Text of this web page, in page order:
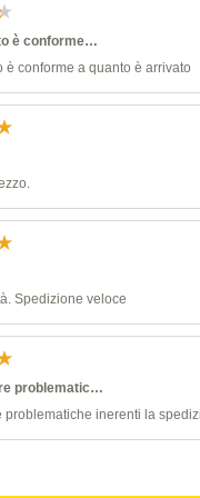
è conforme…
conforme a quanto è arrivato
Spedizione veloce
problematic…
inerenti la